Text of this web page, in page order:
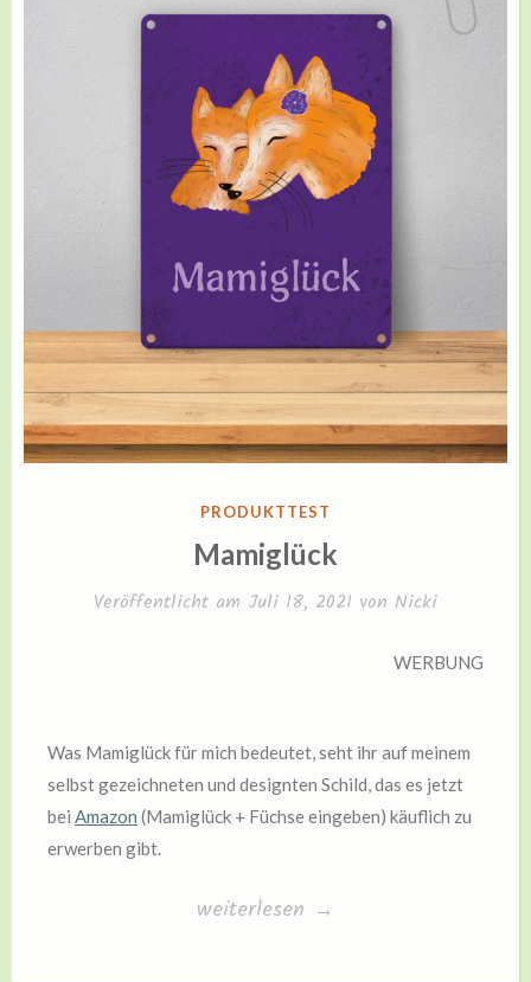
Gel“
VERÖFFENTLICHT
PRODUKTTEST
Mamiglück
Veröffentlicht am Juli 18, 2021 von Nicki
WERBUNG
Was Mamiglück für mich bedeutet, seht ihr auf meinem
selbst gezeichneten und designten Schild, das es jetzt
bei Amazon (Mamiglück + Füchse eingeben) käuflich zu
erwerben gibt.
„Mamiglück“
weiterlesen →